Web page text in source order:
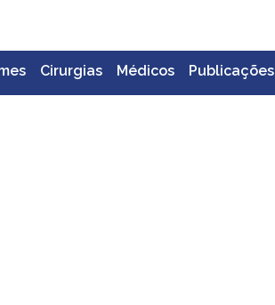
Cirurgias Médicos Publicações